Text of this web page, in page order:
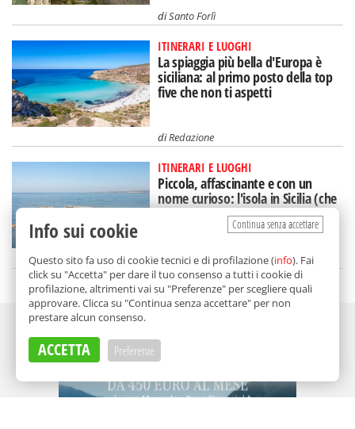
diSanto Forlì
ITINERARI E LUOGHI
La spiaggia più bella d'Europa è
siciliana: al primo posto della top
five che non ti aspetti
diRedazione
ITINERARI E LUOGHI
Piccola, affascinante e con un
nome curioso: l'isola in Sicilia (che
rischia di scomparire)
diFederica Puglisi
Continua senza accettare
Info sui cookie
Questo sito fa uso di cookie tecnici e di profilazione (info). Fai
click su "Accetta" per dare il tuo consenso a tutti i cookie di
profilazione, altrimenti vai su "Preferenze" per scegliere quali
approvare. Clicca su "Continua senza accettare" per non
prestare alcun consenso.
ACCETTA Preferenze